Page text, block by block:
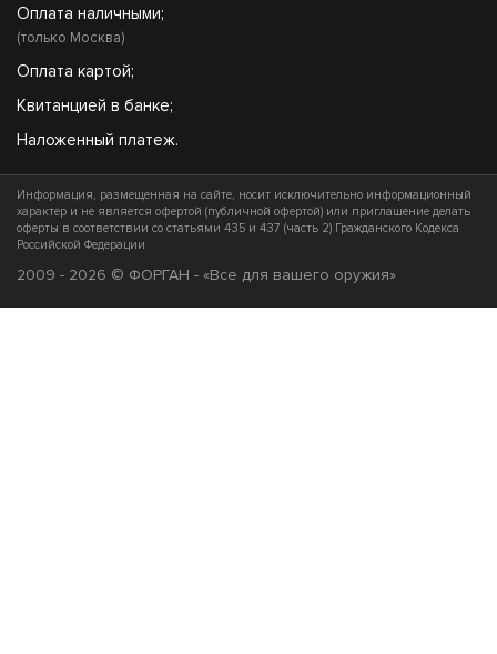
Оплата наличными;
(только Москва)
Оплата картой;
Квитанцией в банке;
Наложенный платеж.
Информация, размещенная на сайте, носит исключительно информационный
характер и не является офертой (публичной офертой) или приглашение делать
оферты в соответствии со статьями 435 и 437 (часть 2) Гражданского Кодекса
Российской Федерации
2009 - 2026 © ФОРГАН - «Все для вашего оружия»